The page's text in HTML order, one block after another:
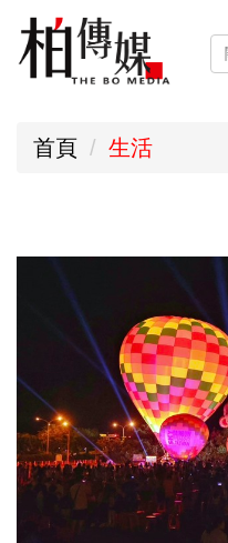
跳
到
首頁 生活